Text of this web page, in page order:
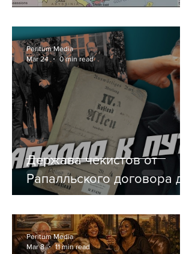
Держава чекистов от
Рапалльского договора до
Путина. Глорификация
оккупантов.
Peritum Media
Mar 24
0 min read
Peritum Media
Mar 8
11 min read